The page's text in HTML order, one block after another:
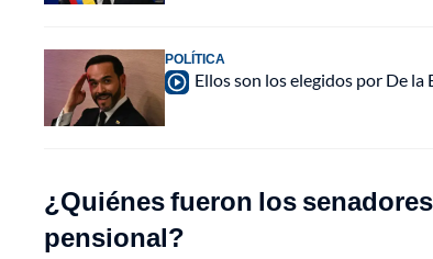
POLÍTICA
Ellos son los elegidos por De
¿Quiénes fueron los
pensional?